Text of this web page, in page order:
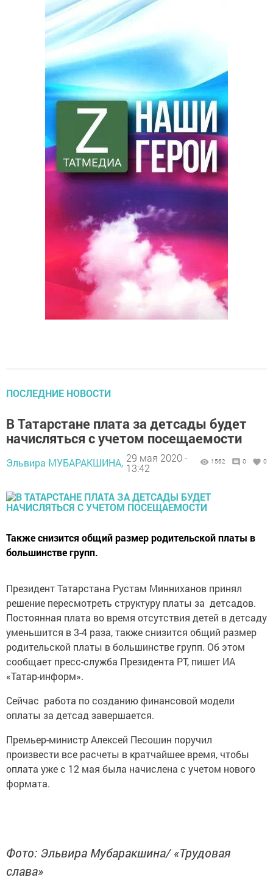
ПОСЛЕДНИЕ НОВОСТИ
В Татарстане плата за детсады будет
начисляться с учетом посещаемости
Эльвира МУБАРАКШИНА, 29 мая 2020 -
13:42
1562 0 0
Также снизится общий размер родительской платы в
большинстве групп.
Президент Татарстана Рустам Минниханов принял
решение пересмотреть структуру платы за детсадов.
Постоянная плата во время отсутствия детей в детсаду
уменьшится в 3-4 раза, также снизится общий размер
родительской платы в большинстве групп. Об этом
сообщает пресс-служба Президента РТ, пишет ИА
«Татар-информ».
Сейчас работа по созданию финансовой модели
оплаты за детсад завершается.
Премьер-министр Алексей Песошин поручил
произвести все расчеты в кратчайшее время, чтобы
оплата уже с 12 мая была начислена с учетом нового
формата.
Фото: Эльвира Мубаракшина/ «Трудовая
слава»